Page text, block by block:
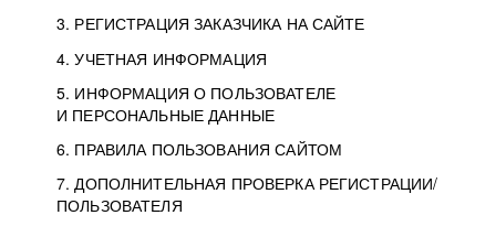
3. РЕГИСТРАЦИЯ ЗАКАЗЧИКА НА САЙТЕ
4. УЧЕТНАЯ ИНФОРМАЦИЯ
5. ИНФОРМАЦИЯ О ПОЛЬЗОВАТЕЛЕ
И ПЕРСОНАЛЬНЫЕ ДАННЫЕ
6. ПРАВИЛА ПОЛЬЗОВАНИЯ САЙТОМ
7. ДОПОЛНИТЕЛЬНАЯ ПРОВЕРКА РЕГИСТРАЦИИ/
ПОЛЬЗОВАТЕЛЯ